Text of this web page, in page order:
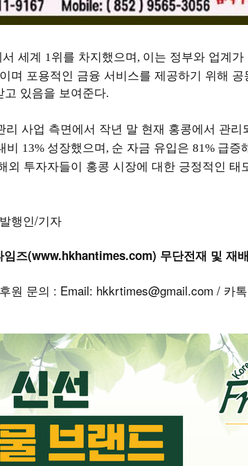
세계 1위를 차지했으며, 이는 정부와 업계
며 포용적인 금융 서비스를 제공하기 위해
있음을 보여준다.
리 사업 측면에서 작년 말 현재 홍콩에서 관리
비 13% 성장했으며, 순 자금 유입은 81% 급증
외 투자자들이 홍콩 시장에 대한 긍정적인 태
행인/기자
즈(www.hkhantimes.com) 무단전재 및 재
원 문의 : Email: hkkrtimes@gmail.com / 카